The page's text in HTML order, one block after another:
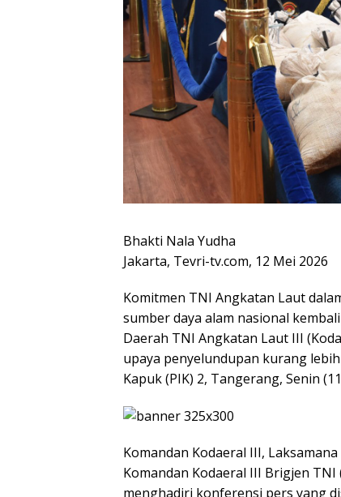
Bhakti Nala Yudha
Jakarta, Tevri-tv.com, 12 Mei 2026
Komitmen TNI Angkatan Laut
sumber daya alam nasional
Daerah TNI Angkatan Laut III
upaya penyelundupan kurang
Kapuk (PIK) 2, Tangerang, Senin
Komandan Kodaeral III,
Komandan Kodaeral III Brigjen TNI
menghadiri konferensi pers yang